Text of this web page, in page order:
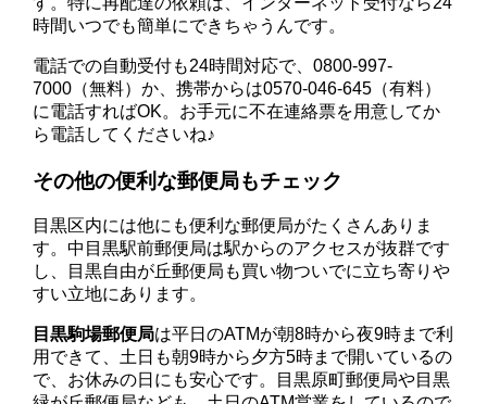
時間いつでも簡単にできちゃうんです。
電話での自動受付も24時間対応で、0800-997-
7000（無料）か、携帯からは0570-046-645（有料）
に電話すればOK。お手元に不在連絡票を用意してか
ら電話してくださいね♪
その他の便利な郵便局もチェック
目黒区内には他にも便利な郵便局がたくさんありま
す。中目黒駅前郵便局は駅からのアクセスが抜群です
し、目黒自由が丘郵便局も買い物ついでに立ち寄りや
すい立地にあります。
目黒駒場郵便局は平日のATMが朝8時から夜9時まで利
用できて、土日も朝9時から夕方5時まで開いているの
で、お休みの日にも安心です。目黒原町郵便局や目黒